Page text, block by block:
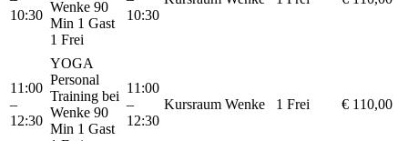
10:30
Wenke 90
Min 1 Gast
1 Frei
10:30
11:00
–
12:30
YOGA
Personal
Training bei
Wenke 90
Min 1 Gast
11:00
–
12:30
Kursraum Wenke 1 Frei € 110,00